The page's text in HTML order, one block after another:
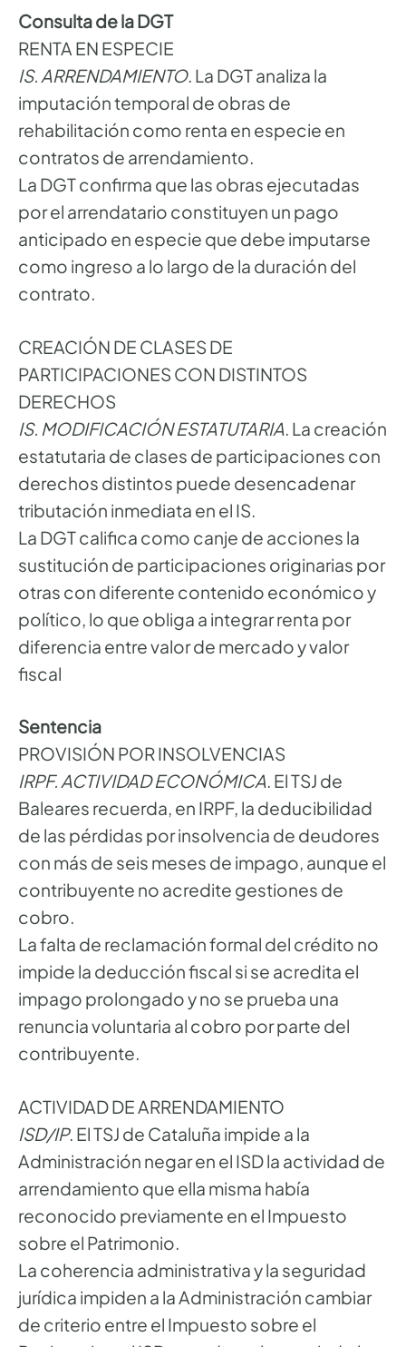
Consulta de la DGT
RENTA EN ESPECIE
IS. ARRENDAMIENTO. La DGT analiza la
imputación temporal de obras de
rehabilitación como renta en especie en
contratos de arrendamiento.
La DGT confirma que las obras ejecutadas
por el arrendatario constituyen un pago
anticipado en especie que debe imputarse
como ingreso a lo largo de la duración del
contrato.
CREACIÓN DE CLASES DE
PARTICIPACIONES CON DISTINTOS
DERECHOS
IS. MODIFICACIÓN ESTATUTARIA . La creación
estatutaria de clases de participaciones con
derechos distintos puede desencadenar
tributación inmediata en el IS.
La DGT califica como canje de acciones la
sustitución de participaciones originarias por
otras con diferente contenido económico y
político, lo que obliga a integrar renta por
diferencia entre valor de mercado y valor
fiscal
Sentencia
PROVISIÓN POR INSOLVENCIAS
IRPF. ACTIVIDAD ECONÓMICA. El TSJ de
Baleares recuerda, en IRPF, la deducibilidad
de las pérdidas por insolvencia de deudores
con más de seis meses de impago, aunque el
contribuyente no acredite gestiones de
cobro.
La falta de reclamación formal del crédito no
impide la deducción fiscal si se acredita el
impago prolongado y no se prueba una
renuncia voluntaria al cobro por parte del
contribuyente.
ACTIVIDAD DE ARRENDAMIENTO
ISD/IP. El TSJ de Cataluña impide a la
Administración negar en el ISD la actividad de
arrendamiento que ella misma había
reconocido previamente en el Impuesto
sobre el Patrimonio.
La coherencia administrativa y la seguridad
jurídica impiden a la Administración cambiar
de criterio entre el Impuesto sobre el